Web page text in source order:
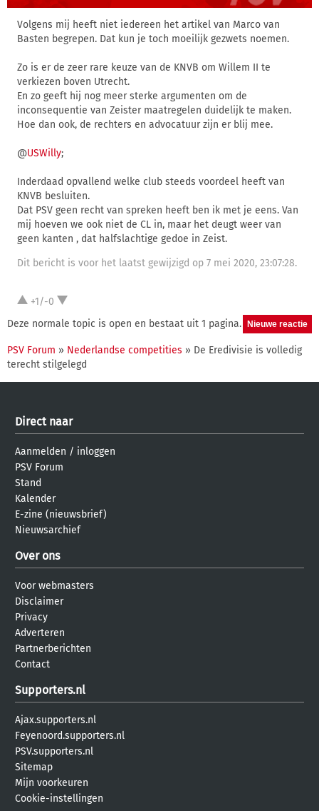
Volgens mij heeft niet iedereen het artikel van Marco van
Basten begrepen. Dat kun je toch moeilijk gezwets noemen.
Zo is er de zeer rare keuze van de KNVB om Willem II te
verkiezen boven Utrecht.
En zo geeft hij nog meer sterke argumenten om de
inconsequentie van Zeister maatregelen duidelijk te maken.
Hoe dan ook, de rechters en advocatuur zijn er blij mee.
@USWilly;
Inderdaad opvallend welke club steeds voordeel heeft van
KNVB besluiten.
Dat PSV geen recht van spreken heeft ben ik met je eens. Van
mij hoeven we ook niet de CL in, maar het deugt weer van
geen kanten , dat halfslachtige gedoe in Zeist.
Dit bericht is voor het laatst gewijzigd op 7 mei 2020, 23:07:28.
+1/-0
Deze normale topic is open en bestaat uit 1 pagina.
PSV Forum » Nederlandse competities » De Eredivisie is volledig
terecht stilgelegd
Direct naar
Aanmelden / inloggen
PSV Forum
Stand
Kalender
E-zine (nieuwsbrief)
Nieuwsarchief
Over ons
Voor webmasters
Disclaimer
Privacy
Adverteren
Partnerberichten
Contact
Supporters.nl
Ajax.supporters.nl
Feyenoord.supporters.nl
PSV.supporters.nl
Sitemap
Mijn voorkeuren
Cookie-instellingen